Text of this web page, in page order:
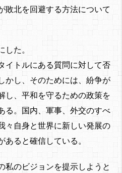
敗北を回避する方法について
た。
イトルにある質問に対して否
かし、そのためには、紛争が
し、平和を守るための政策を
る。国内、軍事、外交のすべ
々自身と世界に新しい発展の
ると確信している。
私のビジョンを提示しようと